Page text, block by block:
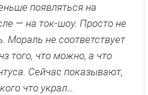
появляться на
— на ток-шоу. Просто не
Мораль не соответствует
того, что можно, а что
Сейчас показывают,
что украл…